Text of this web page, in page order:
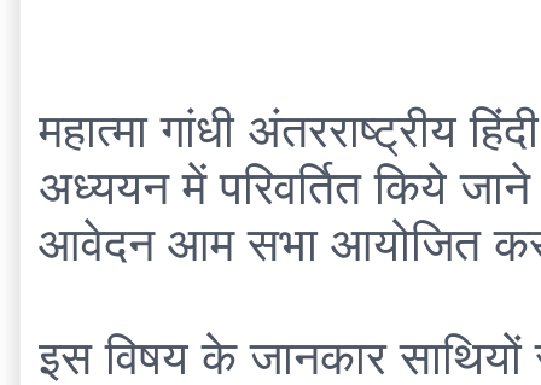
महात्मा गांधी अंतरराष्ट्रीय
अध्ययन में परिवर्तित किये
आवेदन आम सभा आयोजित करने
इस विषय के जानकार